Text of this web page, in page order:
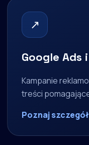
↗
Google Ads i
Kampanie
treści
Poznaj